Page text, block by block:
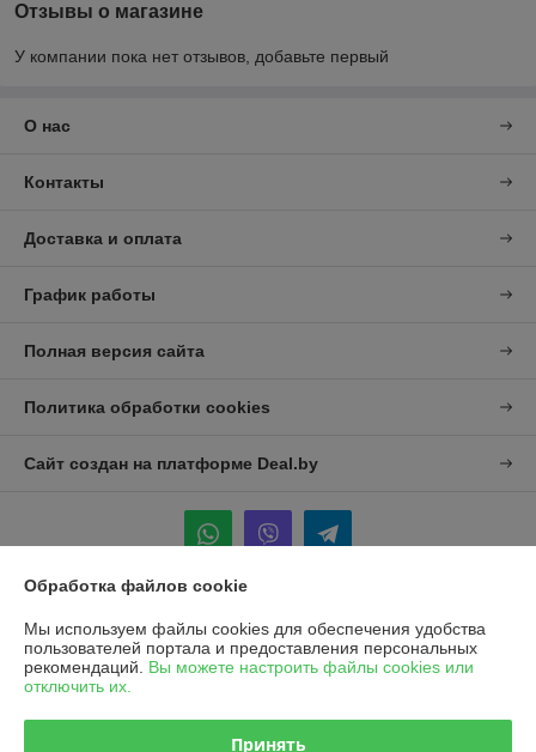
Отзывы о магазине
У компании пока нет отзывов, добавьте первый
О нас
Контакты
Доставка и оплата
График работы
Полная версия сайта
Политика обработки cookies
Сайт создан на платформе Deal.by
Информация для покупателя
Юридическое лицо:УП "Агро-Дон-Снаб"
220086 г. Минск, ул. Славинского 8А, к.5
Регистрационный номер ЕГР: 190437992
Обработка файлов cookie
Мы используем файлы cookies для обеспечения удобства
пользователей портала и предоставления персональных
рекомендаций. Вы можете настроить файлы cookies или
отключить их.
Принять